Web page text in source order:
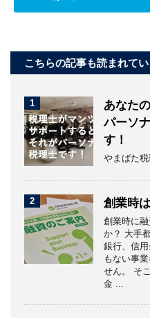
こちらの記事も読まれて
1
あなた
パーソ
す！
やまばた
2 創業時
創業時に
か？ 大手
銀行、信
もない事
せん。 そ
金 ...